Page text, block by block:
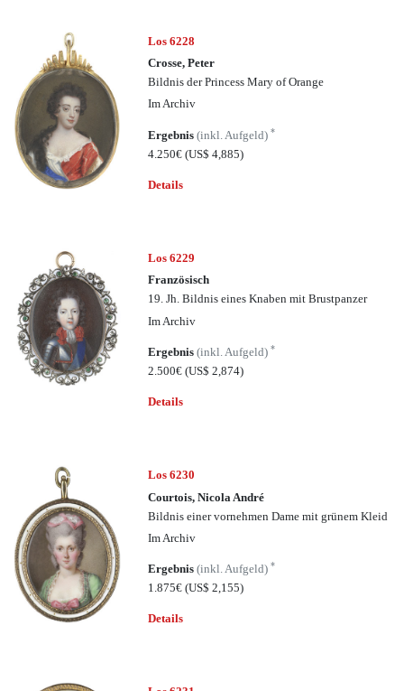
Los 6228
Crosse, Peter
Bildnis der Princess Mary of Orange
Im Archiv
Ergebnis(inkl. Aufgeld)*
4.250€(US$ 4,885)
Details
Los 6229
Französisch
19. Jh. Bildnis eines Knaben mit Brustpanzer
Im Archiv
Ergebnis(inkl. Aufgeld)*
2.500€(US$ 2,874)
Details
Los 6230
Courtois, Nicola André
Bildnis einer vornehmen Dame mit grünem Kleid
Im Archiv
Ergebnis(inkl. Aufgeld)*
1.875€(US$ 2,155)
Details